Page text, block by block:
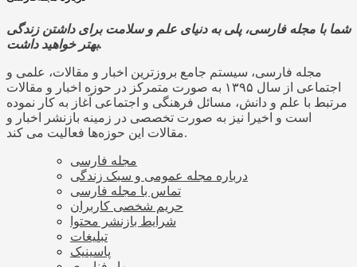
شما با مجله فارسی، پلی به دنیای علم و سلامت برای داشتن زندگی
بهتر خواهید داشت.
مجله فارسی، سیستم جامع بروزترین اخبار و مقالات، علمی و
اجتماعی از سال ۱۳۹۵ به صورت متمرکز در حوزه اخبار و مقالات
مرتبط با علم و دانش، مسائل فرهنگی و اجتماعی آغاز به کار نموده
است و اخیرا نیز به صورت تخصصی در زمینه بازنشر اخبار و
مقالات این حوزه‌ها فعالیت می کند.
مجله فارسی
درباره مجله عمومی و سبک زندگی
تماس با مجله فارسی
حریم شخصی کاربران
شرایط بازنشر محتوا
تبلیغات
پاسینیک